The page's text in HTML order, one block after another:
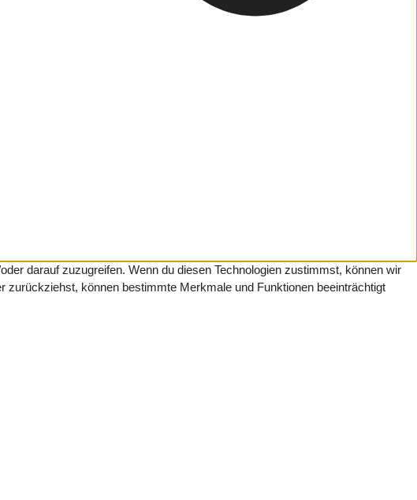
darauf zuzugreifen. Wenn du diesen Technologien zustimmst, können wir
zurückziehst, können bestimmte Merkmale und Funktionen beeinträchtigt